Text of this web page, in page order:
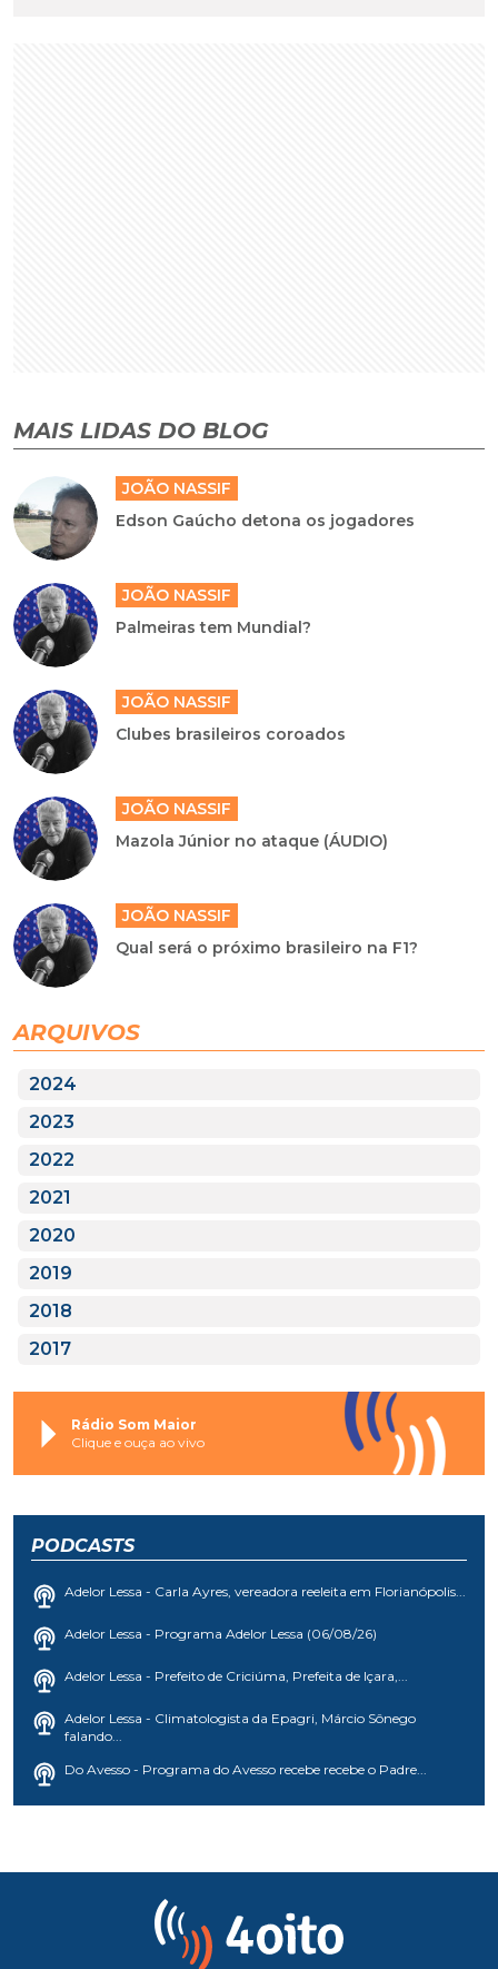
MAIS LIDAS DO BLOG
JOÃO NASSIF
Edson Gaúcho detona os jogadores
JOÃO NASSIF
Palmeiras tem Mundial?
JOÃO NASSIF
Clubes brasileiros coroados
JOÃO NASSIF
Mazola Júnior no ataque (ÁUDIO)
JOÃO NASSIF
Qual será o próximo brasileiro na F1?
ARQUIVOS
2024
2023
2022
2021
2020
2019
2018
2017
Rádio Som Maior
Clique e ouça ao vivo
PODCASTS
Adelor Lessa - Carla Ayres, vereadora reeleita em Florianópolis...
Adelor Lessa - Programa Adelor Lessa (06/08/26)
Adelor Lessa - Prefeito de Criciúma, Prefeita de Içara,...
Adelor Lessa - Climatologista da Epagri, Márcio Sônego
falando...
Do Avesso - Programa do Avesso recebe recebe o Padre...